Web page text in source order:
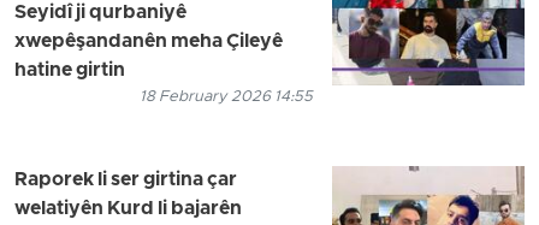
Seyidî ji qurbaniyê
xwepêşandanên meha Çileyê
hatine girtin
18 February 2026 14:55
Raporek li ser girtina çar
welatiyên Kurd li bajarên